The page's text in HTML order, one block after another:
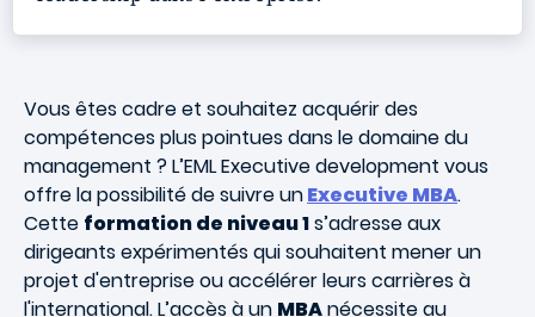
Vous êtes cadre et souhaitez acquérir des
compétences plus pointues dans le domaine du
management ? L’EML Executive development vous
offre la possibilité de suivre unExecutive MBA.
Cette formation de niveau 1s’adresse aux
dirigeants expérimentés qui souhaitent mener un
projet d'entreprise ou accélérer leurs carrières à
l'international. L’accès à un MBAnécessite au